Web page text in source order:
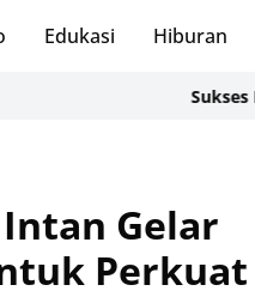
Edukasi Hiburan
Sukses Kelola
Gelar
Perkuat